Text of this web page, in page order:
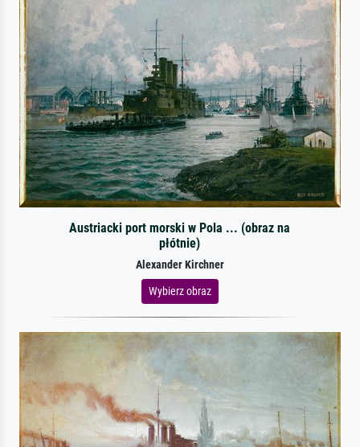
Austriacki port morski w Pola ... (obraz na
płótnie)
Alexander Kirchner
Wybierz obraz